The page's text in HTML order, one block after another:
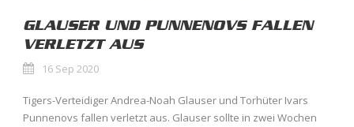
GLAUSER UND PUNNENOVS FALLEN
VERLETZT AUS
16 Sep 2020
Tigers-Verteidiger Andrea-Noah Glauser und Torhüter Ivars
Punnenovs fallen verletzt aus. Glauser sollte in zwei Wochen